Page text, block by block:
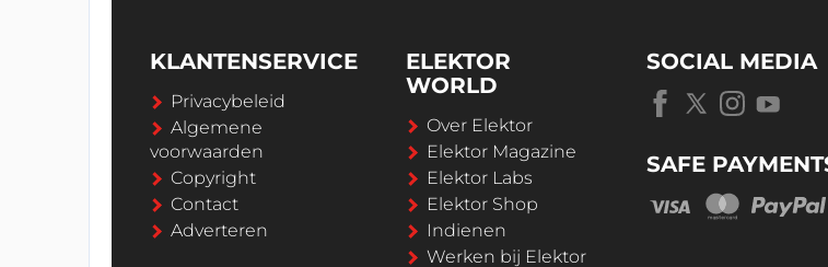
KLANTENSERVICE
Privacybeleid
Algemene
voorwaarden
Copyright
Contact
Adverteren
ELEKTOR
WORLD
Over Elektor
Elektor Magazine
Elektor Labs
Elektor Shop
Indienen
Werken bij Elektor
SOCIAL MEDIA
SAFE